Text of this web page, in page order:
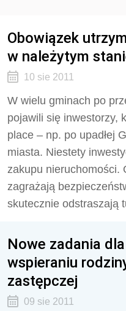
Obowiązek
w należytym
10 sie 2011
W wielu gminach po
pojawili się inwestorzy,
place – np. po upadłej
miasta. Niestety
zakupu nieruchomości.
zagrażają
skutecznie odstraszają
Nowe zadania
wspieraniu
zastępczej
09 sie 2011